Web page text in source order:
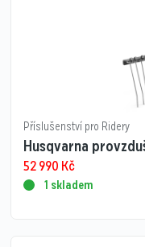
Příslušenství pro Ridery
Husqvarna
52 990 Kč
1 skladem